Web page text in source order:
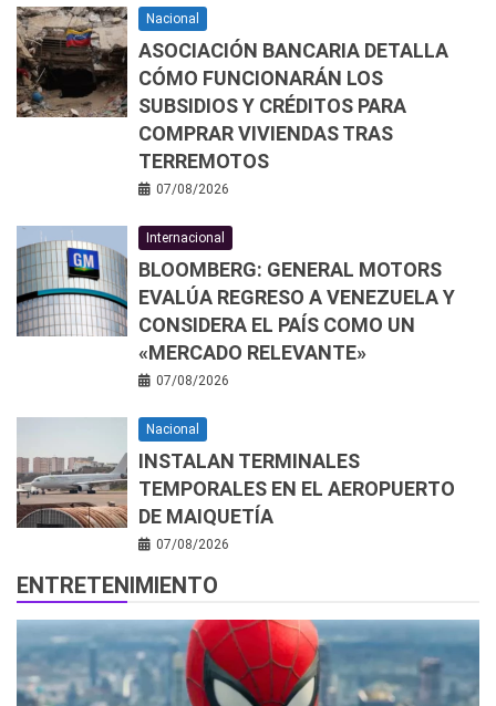
Nacional
ASOCIACIÓN BANCARIA DETALLA
CÓMO FUNCIONARÁN LOS
SUBSIDIOS Y CRÉDITOS PARA
COMPRAR VIVIENDAS TRAS
TERREMOTOS
07/08/2026
Internacional
BLOOMBERG: GENERAL MOTORS
EVALÚA REGRESO A VENEZUELA Y
CONSIDERA EL PAÍS COMO UN
«MERCADO RELEVANTE»
07/08/2026
Nacional
INSTALAN TERMINALES
TEMPORALES EN EL AEROPUERTO
DE MAIQUETÍA
07/08/2026
ENTRETENIMIENTO